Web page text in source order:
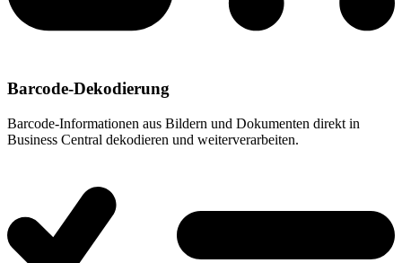
Barcode-Dekodierung
Barcode-Informationen aus Bildern und Dokumenten direkt in
Business Central dekodieren und weiterverarbeiten.